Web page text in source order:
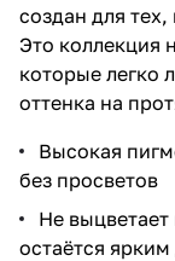
создан для тех,
Это коллекция
которые легко
оттенка на
Высокая
без просветов
Не
остаётся